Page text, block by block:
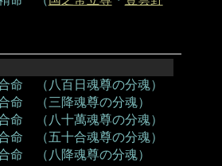
命 （八百日魂尊の分魂）
命 （三降魂尊の分魂）
命 （八十萬魂尊の分魂）
命 （五十合魂尊の分魂）
命 （八降魂尊の分魂）